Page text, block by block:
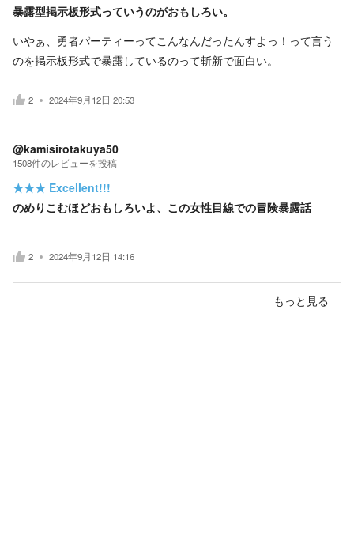
暴露型掲示板形式っていうのがおもしろい。
いやぁ、勇者パーティーってこんなんだったんすよっ！って言う
のを掲示板形式で暴露しているのって斬新で面白い。
2 2024年9月12日 20:53
@kamisirotakuya50
1508件のレビューを投稿
★★★ Excellent!!!
のめりこむほどおもしろいよ、この女性目線での冒険暴露話
2 2024年9月12日 14:16
もっと見る